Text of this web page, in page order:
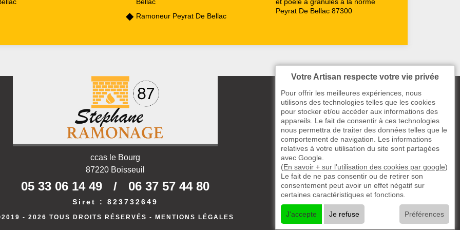
Bellac
Ramoneur Peyrat De Bellac
et poele à granules à la norme
Peyrat De Bellac 87300
ccas le Bourg
87220 Boisseuil
05 33 06 14 49 / 06 37 57 44 80
Siret : 823732649
- 2026 TOUS DROITS RÉSERVÉS - MENTIONS LÉGALES
Votre Artisan respecte votre vie privée
Pour offrir les meilleures expériences, nous
utilisons des technologies telles que les cookies
pour stocker et/ou accéder aux informations des
appareils. Le fait de consentir à ces technologies
nous permettra de traiter des données telles que le
comportement de navigation. Les informations
relatives à votre utilisation du site sont partagées
avec Google.
(En savoir + sur l'utilisation des cookies par google)
Le fait de ne pas consentir ou de retirer son
consentement peut avoir un effet négatif sur
certaines caractéristiques et fonctions.
J'accepte Je refuse Préférences